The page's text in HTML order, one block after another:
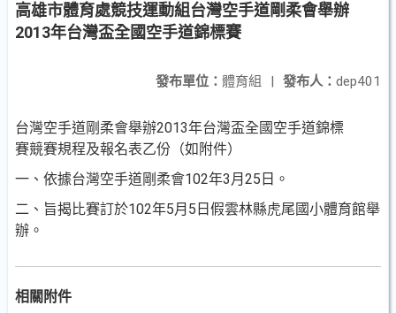
高雄市體育處競技運動組台灣空手道剛柔會舉辦
2013年台灣盃全國空手道錦標賽
發布人： dep401
發布單位： 體育組 |
台灣空手道剛柔會舉辦2013年台灣盃全國空手道錦標
賽競賽規程及報名表乙份（如附件）
一、依據台灣空手道剛柔會102年3月25日。
二、旨揭比賽訂於102年5月5日假雲林縣虎尾國小體育館舉
辦。
相關附件